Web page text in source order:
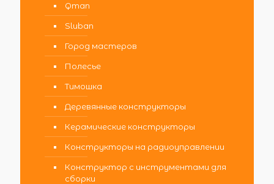
Qman
Sluban
Город мастеров
Полесье
Тимошка
Деревянные конструкторы
Керамические конструкторы
Конструкторы на радиоуправлении
Конструктор с инструментами для
сборки